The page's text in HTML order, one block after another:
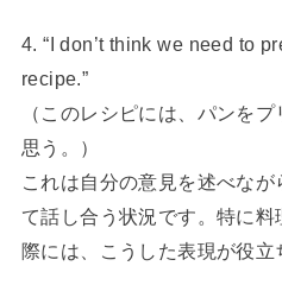
4. “I don’t think we need to
recipe.”
（このレシピには、パンを
思う。）
これは自分の意見を述べな
て話し合う状況です。特に
際には、こうした表現が役立